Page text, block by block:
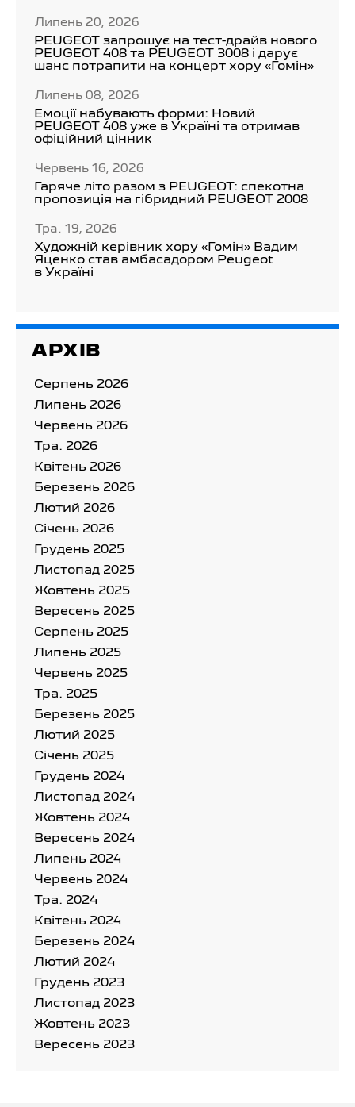
Липень 20, 2026
PEUGEOT запрошує на тест-драйв нового
PEUGEOT 408 та PEUGEOT 3008 і дарує
шанс потрапити на концерт хору «Гомін»
Липень 08, 2026
Емоції набувають форми: Новий
PEUGEOT 408 уже в Україні та отримав
офіційний цінник
Червень 16, 2026
Гаряче літо разом з PEUGEOT: спекотна
пропозиція на гібридний PEUGEOT 2008
Тра. 19, 2026
Художній керівник хору «Гомін» Вадим
Яценко став амбасадором Peugeot
в Україні
АРХІВ
Серпень 2026
Липень 2026
Червень 2026
Тра. 2026
Квітень 2026
Березень 2026
Лютий 2026
Cічень 2026
Грудень 2025
Листопад 2025
Жовтень 2025
Вересень 2025
Серпень 2025
Липень 2025
Червень 2025
Тра. 2025
Березень 2025
Лютий 2025
Cічень 2025
Грудень 2024
Листопад 2024
Жовтень 2024
Вересень 2024
Липень 2024
Червень 2024
Тра. 2024
Квітень 2024
Березень 2024
Лютий 2024
Грудень 2023
Листопад 2023
Жовтень 2023
Вересень 2023